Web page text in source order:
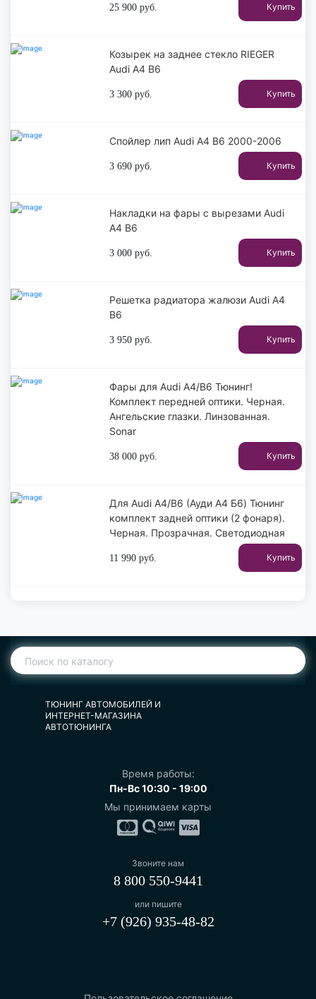
25 900 руб. Купить
Козырек на заднее стекло RIEGER
Audi A4 B6
3 300 руб. Купить
Спойлер лип Audi A4 B6 2000-2006
3 690 руб. Купить
Накладки на фары с вырезами Audi
A4 B6
3 000 руб. Купить
Решетка радиатора жалюзи Audi A4
B6
3 950 руб. Купить
Фары для Audi A4/B6 Тюнинг!
Комплект передней оптики. Черная.
Ангельские глазки. Линзованная.
Sonar
38 000 руб. Купить
Для Audi A4/B6 (Ауди А4 Б6) Тюнинг
комплект задней оптики (2 фонаря).
Черная. Прозрачная. Светодиодная
11 990 руб. Купить
ТЮНИНГ АВТОМОБИЛЕЙ И
ИНТЕРНЕТ-МАГАЗИНА
АВТОТЮНИНГА
Время работы:
Пн-Вс 10:30 - 19:00
Мы принимаем карты
Звоните нам
8 800 550-9441
или пишите
+7 (926) 935-48-82